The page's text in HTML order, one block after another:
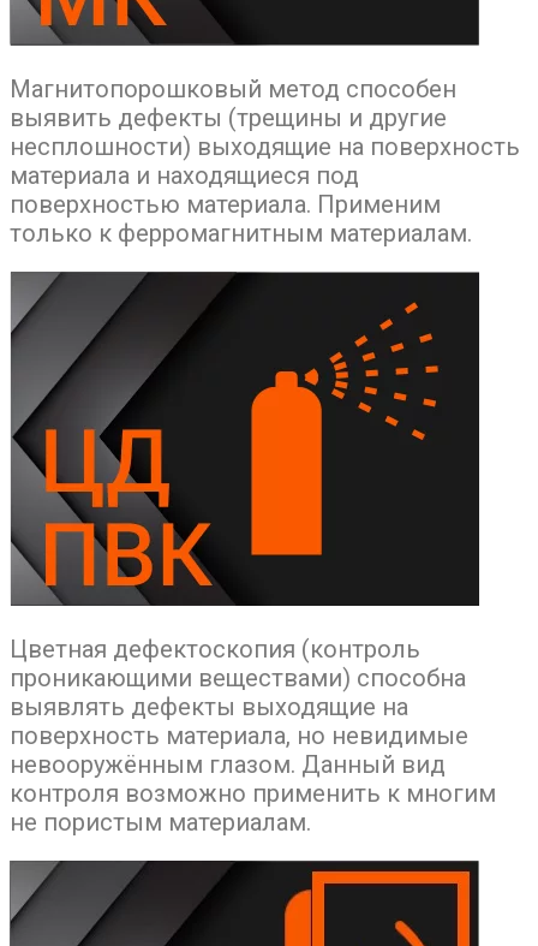
Магнитопорошковый метод способен
выявить дефекты (трещины и другие
несплошности) выходящие на поверхность
материала и находящиеся под
поверхностью материала. Применим
только к ферромагнитным материалам.
Цветная дефектоскопия (контроль
проникающими веществами) способна
выявлять дефекты выходящие на
поверхность материала, но невидимые
невооружённым глазом. Данный вид
контроля возможно применить к многим
не пористым материалам.